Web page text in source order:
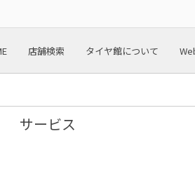
店舗検索 タイヤ館について
サービス